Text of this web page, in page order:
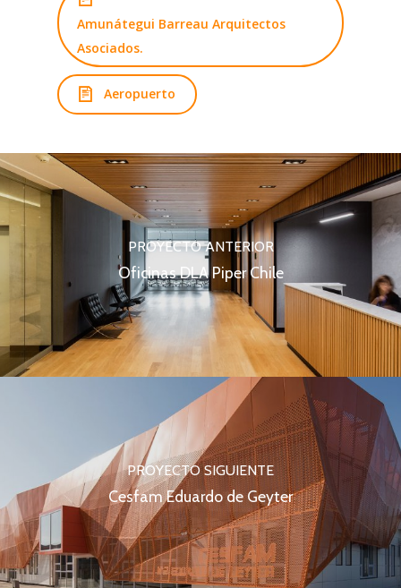
Amunátegui Barreau Arquitectos
Asociados.
Aeropuerto
PROYECTO ANTERIOR
Oficinas DLA Piper Chile
PROYECTO SIGUIENTE
Cesfam Eduardo de Geyter